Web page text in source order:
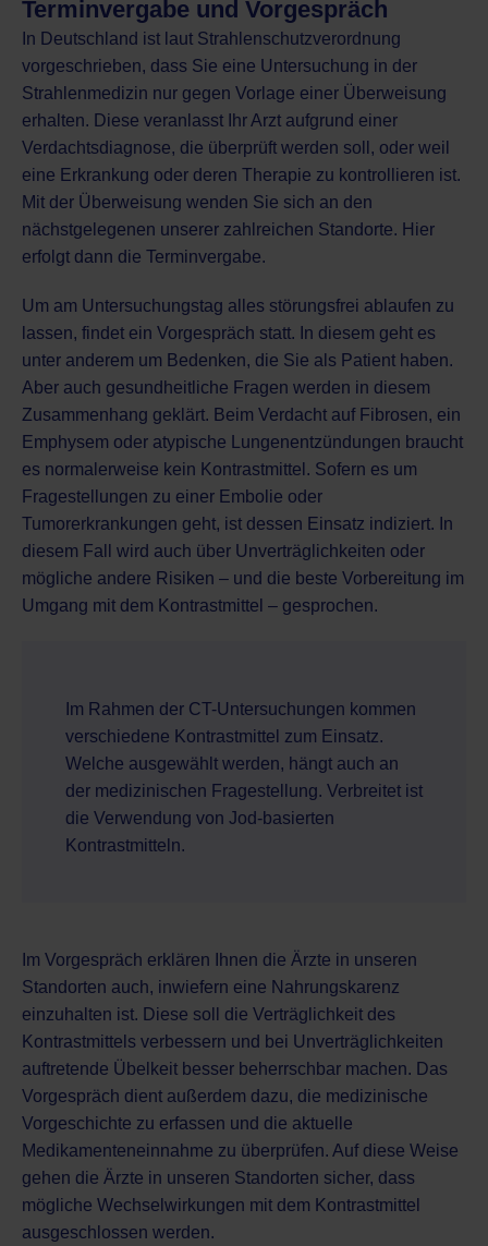
Terminvergabe und Vorgespräch
In Deutschland ist laut Strahlenschutzverordnung
vorgeschrieben, dass Sie eine Untersuchung in der
Strahlenmedizin nur gegen Vorlage einer Überweisung
erhalten. Diese veranlasst Ihr Arzt aufgrund einer
Verdachtsdiagnose, die überprüft werden soll, oder weil
eine Erkrankung oder deren Therapie zu kontrollieren ist.
Mit der Überweisung wenden Sie sich an den
nächstgelegenen unserer zahlreichen Standorte. Hier
erfolgt dann die Terminvergabe.
Um am Untersuchungstag alles störungsfrei ablaufen zu
lassen, findet ein Vorgespräch statt. In diesem geht es
unter anderem um Bedenken, die Sie als Patient haben.
Aber auch gesundheitliche Fragen werden in diesem
Zusammenhang geklärt. Beim Verdacht auf Fibrosen, ein
Emphysem oder atypische Lungenentzündungen braucht
es normalerweise kein Kontrastmittel. Sofern es um
Fragestellungen zu einer Embolie oder
Tumorerkrankungen geht, ist dessen Einsatz indiziert. In
diesem Fall wird auch über Unverträglichkeiten oder
mögliche andere Risiken – und die beste Vorbereitung im
Umgang mit dem Kontrastmittel – gesprochen.
Im Rahmen der CT-Untersuchungen kommen
verschiedene Kontrastmittel zum Einsatz.
Welche ausgewählt werden, hängt auch an
der medizinischen Fragestellung. Verbreitet ist
die Verwendung von Jod-basierten
Kontrastmitteln.
Im Vorgespräch erklären Ihnen die Ärzte in unseren
Standorten auch, inwiefern eine Nahrungskarenz
einzuhalten ist. Diese soll die Verträglichkeit des
Kontrastmittels verbessern und bei Unverträglichkeiten
auftretende Übelkeit besser beherrschbar machen. Das
Vorgespräch dient außerdem dazu, die medizinische
Vorgeschichte zu erfassen und die aktuelle
Medikamenteneinnahme zu überprüfen. Auf diese Weise
gehen die Ärzte in unseren Standorten sicher, dass
mögliche Wechselwirkungen mit dem Kontrastmittel
ausgeschlossen werden.